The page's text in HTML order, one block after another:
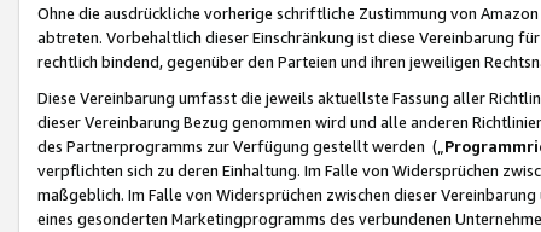
Ohne die ausdrückliche vorherige schriftliche Zustimmung von
abtreten. Vorbehaltlich dieser Einschränkung ist diese Vereinbarung
rechtlich bindend, gegenüber den Parteien und ihren jeweiligen
Diese Vereinbarung umfasst die jeweils aktuellste Fassung aller
dieser Vereinbarung Bezug genommen wird und alle anderen
des Partnerprogramms zur Verfügung gestellt werden („
verpflichten sich zu deren Einhaltung. Im Falle von Widersprüchen
maßgeblich. Im Falle von Widersprüchen zwischen dieser
eines gesonderten Marketingprogramms des verbundenen